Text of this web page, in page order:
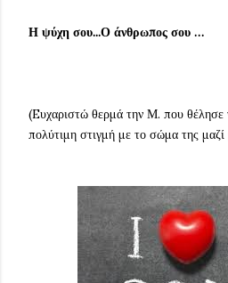
Η ψύχη σου...Ο άνθρωπος σου …
(Eυχαριστώ θερμά την Μ. που θέλησε
πολύτιμη στιγμή με το σώμα της μαζί